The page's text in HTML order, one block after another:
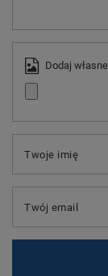
Dodaj
Twoje imię
Twój email